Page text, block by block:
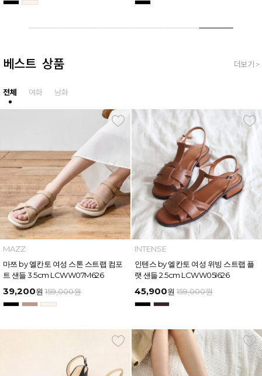
베스트 상품
전체 여화 남화
더보기 >
MAZZ
마쯔 by 엘칸토 여성 스톤 스트랩 컴포
트 샌들 3.5cm LCWW07M626
39,200원 159,000원
INTENSE
인텐스 by 엘칸토 여성 위빙 스트랩 플
랫 샌들 2.5cm LCWW05I626
45,900원 159,000원